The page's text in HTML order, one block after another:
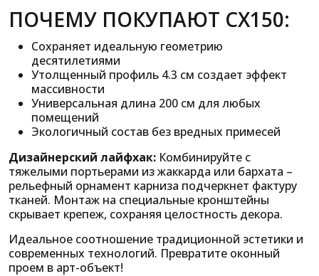
ПОЧЕМУ ПОКУПАЮТ CX150:
Сохраняет идеальную геометрию
десятилетиями
Утолщенный профиль 4.3 см создает эффект
массивности
Универсальная длина 200 см для любых
помещений
Экологичный состав без вредных примесей
Дизайнерский лайфхак: Комбинируйте с
тяжелыми портьерами из жаккарда или бархата –
рельефный орнамент карниза подчеркнет фактуру
тканей. Монтаж на специальные кронштейны
скрывает крепеж, сохраняя целостность декора.
Идеальное соотношение традиционной эстетики и
современных технологий. Превратите оконный
проем в арт-объект!